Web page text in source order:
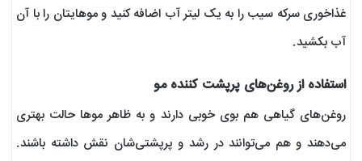
غذاخوری سرکه سیب را به یک لیتر آب اضافه کنید و موهایتان را با آن
آب بکشید.
استفاده از روغن‌های پرپشت کننده مو
روغن‌های گیاهی هم بوی خوبی دارند و به ظاهر موها حالت بهتری
می‌دهند و هم می‌توانند در رشد و پرپشتی‌شان نقش داشته باشند.